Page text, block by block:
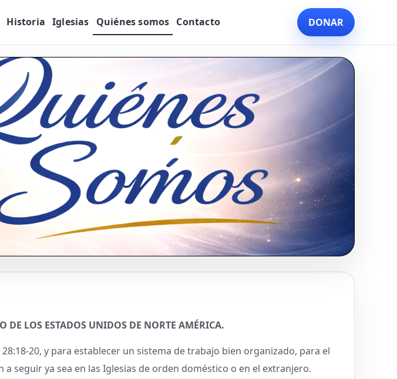
Historia Iglesias Quiénes somos Contacto DONAR
LOS ESTADOS UNIDOS DE NORTE AMÉRICA.
20, y para establecer un sistema de trabajo bien organizado, para el
seguir ya sea en las Iglesias de orden doméstico o en el extranjero.